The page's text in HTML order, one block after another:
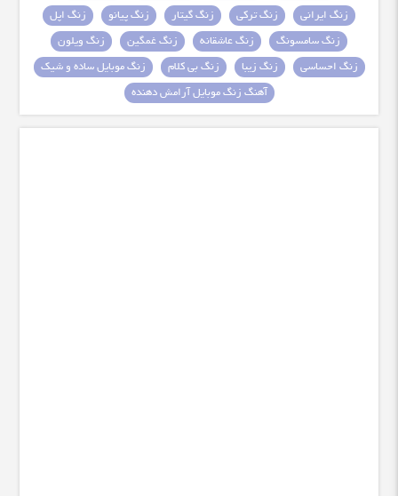
زنگ ایرانی
زنگ ترکی زنگ گیتار زنگ پیانو
زنگ اپل
زنگ سامسونگ
زنگ عاشقانه زنگ غمگین
زنگ ویلون
زنگ احساسی
زنگ زیبا زنگ بی کلام
زنگ موبایل ساده و شیک
آهنگ زنگ موبایل آرامش دهنده